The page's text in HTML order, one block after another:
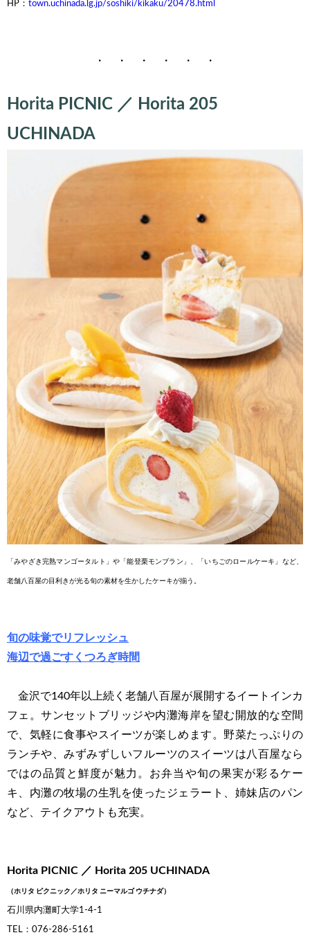
HP： town.uchinada.lg.jp/soshiki/kikaku/20478.html
・ ・ ・ ・ ・ ・
Horita PICNIC ／ Horita 205
UCHINADA
「みやざき完熟マンゴータルト」や「能登栗モンブラン」、「い ちごのロールケーキ」など、
老舗八百屋の目利きが光る旬の素材を生かしたケーキが揃う。
旬の味覚でリフレッシュ
海辺で過ごすくつろぎ時間
金沢で140年以上続く老舗八百屋が展開するイートインカ
フェ。サンセットブリッジや内灘海岸を望む開放的な空間
で、気軽に食事やスイーツが楽しめます。野菜たっぷりの
ランチや、みずみずしいフルーツのスイーツは八百屋なら
ではの品質と鮮度が魅力。お弁当や旬の果実が彩るケー
キ、内灘の牧場の生乳を使ったジェラート、姉妹店のパン
など、テイクアウトも充実。
Horita PICNIC ／ Horita 205 UCHINADA
（ホリタ ピクニック／ホリタ ニーマルゴ ウチナダ）
石川県内灘町大学1-4-1
TEL：076-286-5161